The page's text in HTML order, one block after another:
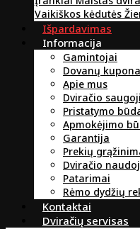
Vaikiškos kėdutės
Išpardavimas
Informacija
Gamintojai
Dovanų
Apie mus
Dviračio
Pristatymo
Apmokėjimo
Garantija
Prekių
Dviračio
Patarimai
Rėmo dydžių
Kontaktai
Dviračių servisas